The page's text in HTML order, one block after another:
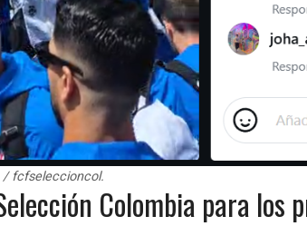
/ fcfseleccioncol.
Colombia para los